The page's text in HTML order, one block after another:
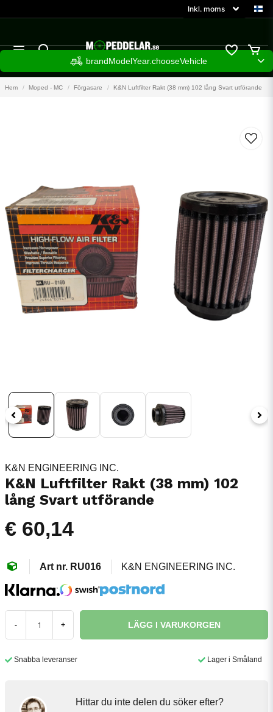
brandModelYear.chooseVehicle
Hem Moped - MC Förgasare K&N Luftfilter Rakt (38 mm) 102 lång Svart utförande
K&N ENGINEERING INC.
K&N Luftfilter Rakt (38 mm) 102
lång Svart utförande
€ 60,14
RU016 K&N ENGINEERING INC.
- + LÄGG I VARUKORGEN
Snabba leveranser Lager i Småland
Hittar du inte delen du söker efter?